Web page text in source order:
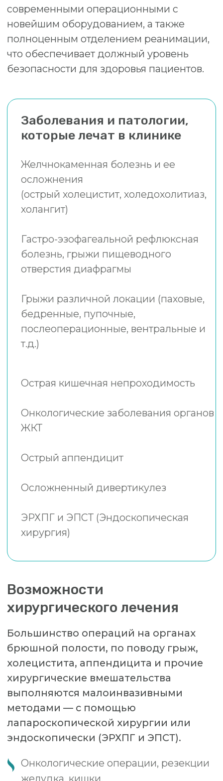
Гастро-эзофагеальной рефлюксная
болезнь, грыжи пищеводного
Грыжи различной локации (паховые,
послеоперационные, вентральные и
Острая кишечная непроходимость
Онкологические заболевания органов
Острый аппендицит
Осложненный дивертикулез
ЭРХПГ и ЭПСТ (Эндоскопическая
Возможности
хирургического лечения
брюшной полости, по поводу грыж,
холецистита, аппендицита и прочие
выполняются малоинвазивными
методами — с помощью
Онкологические операции, резекции
лапароскопическая правосторонняя,
левосторонняя гемиколэктомия
резекция прямой кишки
холедохолитомия
Лапароскопическая протезирующая
герниопластика паховых, бедренных,
послеоперационных грыж
Лапароскопическая операция при
варикоцеле
Лапароскопическая операция при
спаечной кишечной непроходимости
Лапароскопическая фундопликация
ГПОД
Лапароскопическая спленэктомия
Диагностическая лапароскопия с
полости
трещине